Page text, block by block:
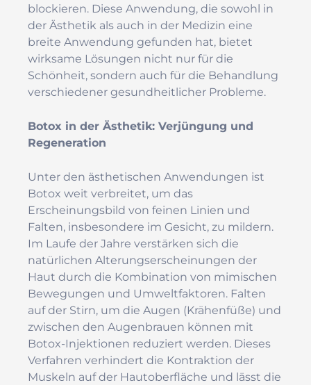
blockieren. Diese Anwendung, die sowohl in
der Ästhetik als auch in der Medizin eine
breite Anwendung gefunden hat, bietet
wirksame Lösungen nicht nur für die
Schönheit, sondern auch für die Behandlung
verschiedener gesundheitlicher Probleme.
Botox in der Ästhetik: Verjüngung und
Regeneration
Unter den ästhetischen Anwendungen ist
Botox weit verbreitet, um das
Erscheinungsbild von feinen Linien und
Falten, insbesondere im Gesicht, zu mildern.
Im Laufe der Jahre verstärken sich die
natürlichen Alterungserscheinungen der
Haut durch die Kombination von mimischen
Bewegungen und Umweltfaktoren. Falten
auf der Stirn, um die Augen (Krähenfüße) und
zwischen den Augenbrauen können mit
Botox-Injektionen reduziert werden. Dieses
Verfahren verhindert die Kontraktion der
Muskeln auf der Hautoberfläche und lässt die